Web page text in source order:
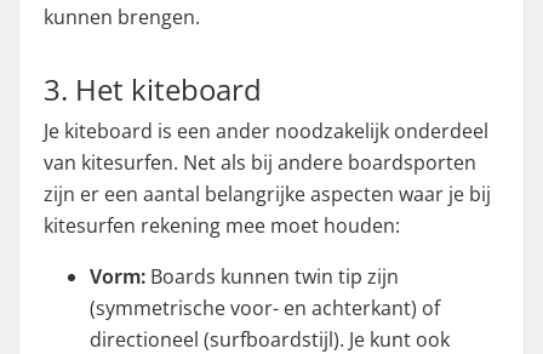
kunnen brengen.
3. Het kiteboard
Je kiteboard is een ander noodzakelijk onderdeel
van kitesurfen. Net als bij andere boardsporten
zijn er een aantal belangrijke aspecten waar je bij
kitesurfen rekening mee moet houden:
Vorm: Boards kunnen twin tip zijn
(symmetrische voor- en achterkant) of
directioneel (surfboardstijl). Je kunt ook